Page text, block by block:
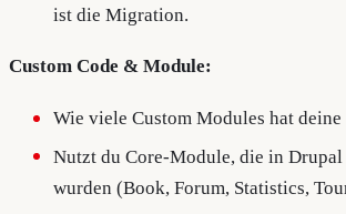
ist die Migration.
Custom Code & Module:
Wie viele Custom Modules hat deine
Nutzt du Core-Module, die in
wurden (Book, Forum, Statistics,